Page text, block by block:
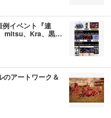
イベント『連
mitsu、Kra、黒…
アートワーク＆